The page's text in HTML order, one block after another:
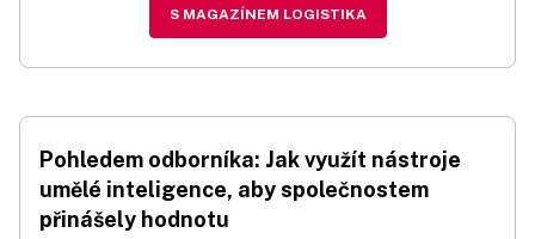
S MAGAZÍNEM LOGISTIKA
Pohledem odborníka: Jak využít nástroje
umělé inteligence, aby společnostem
přinášely hodnotu